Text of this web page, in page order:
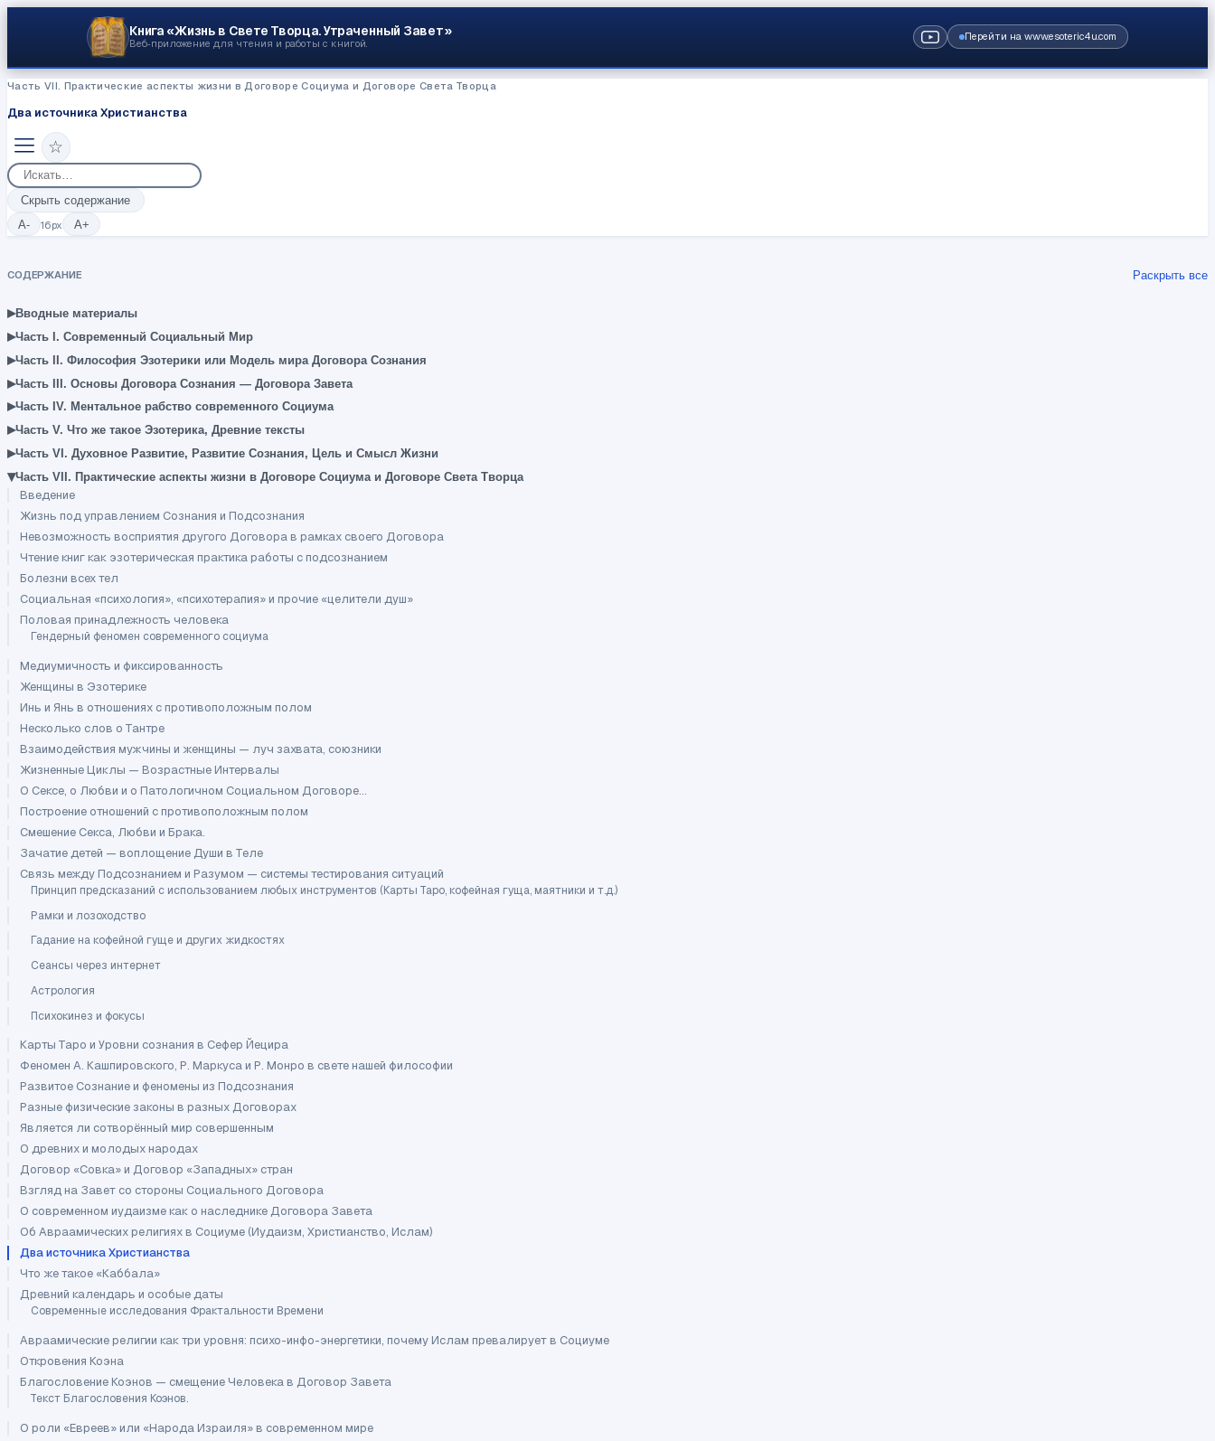
Книга «Жизнь в Свете Творца.Утраченный Завет»
Веб‑приложение для чтения и работы с книгой.
Перейти на www.esoteric4u.com
Часть VII. Практические аспекты жизни в Договоре Социума и Договоре Света Творца
Два источника Христианства
☆
Скрыть содержание
A-
16px A+
СОДЕРЖАНИЕ Раскрыть все
▸Вводные материалы
▸Часть I. Современный Социальный Мир
▸Часть II. Философия Эзотерики или Модель мира Договора Сознания
▸Часть III. Основы Договора Сознания — Договора Завета
▸Часть IV. Ментальное рабство современного Социума
▸Часть V. Что же такое Эзотерика, Древние тексты
▸Часть VI. Духовное Развитие, Развитие Сознания, Цель и Смысл Жизни
▾Часть VII. Практические аспекты жизни в Договоре Социума и Договоре Света Творца
Введение
Жизнь под управлением Сознания и Подсознания
Невозможность восприятия другого Договора в рамках своего Договора
Чтение книг как эзотерическая практика работы с подсознанием
Болезни всех тел
Социальная «психология», «психотерапия» и прочие «целители душ»
Половая принадлежность человека
Гендерный феномен современного социума
Медиумичность и фиксированность
Женщины в Эзотерике
Инь и Янь в отношениях с противоположным полом
Несколько слов о Тантре
Взаимодействия мужчины и женщины — луч захвата, союзники
Жизненные Циклы — Возрастные Интервалы
О Сексе, о Любви и о Патологичном Социальном Договоре...
Построение отношений с противоположным полом
Смешение Секса, Любви и Брака.
Зачатие детей — воплощение Души в Теле
Связь между Подсознанием и Разумом — системы тестирования ситуаций
Принцип предсказаний с использованием любых инструментов (Карты Таро, кофейная гуща, маятники и т.д.)
Рамки и лозоходство
Гадание на кофейной гуще и других жидкостях
Сеансы через интернет
Астрология
Психокинез и фокусы
Карты Таро и Уровни сознания в Сефер Йецира
Феномен А. Кашпировского, Р. Маркуса и Р. Монро в свете нашей философии
Развитое Сознание и феномены из Подсознания
Разные физические законы в разных Договорах
Является ли сотворённый мир совершенным
О древних и молодых народах
Договор «Совка» и Договор «Западных» стран
Взгляд на Завет со стороны Социального Договора
О современном иудаизме как о наследнике Договора Завета
Об Авраамических религиях в Социуме (Иудаизм, Христианство, Ислам)
Два источника Христианства
Что же такое «Каббала»
Древний календарь и особые даты
Современные исследования Фрактальности Времени
Авраамические религии как три уровня: психо-инфо-энергетики, почему Ислам превалирует в Социуме
Откровения Коэна
Благословение Коэнов — смещение Человека в Договор Завета
Текст Благословения Коэнов.
О роли «Евреев» или «Народа Израиля» в современном мире